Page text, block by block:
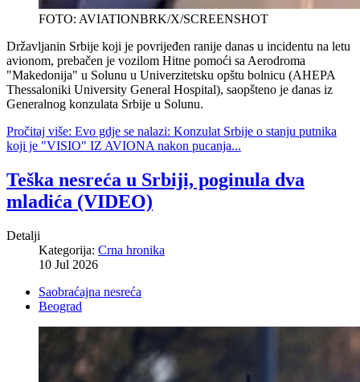
FOTO: AVIATIONBRK/X/SCREENSHOT
Državljanin Srbije koji je povrijeđen ranije danas u incidentu na letu
avionom, prebačen je vozilom Hitne pomoći sa Aerodroma
"Makedonija" u Solunu u Univerzitetsku opštu bolnicu (AHEPA
Thessaloniki University General Hospital), saopšteno je danas iz
Generalnog konzulata Srbije u Solunu.
Pročitaj više: Evo gdje se nalazi: Konzulat Srbije o stanju putnika
koji je "VISIO" IZ AVIONA nakon pucanja...
Teška nesreća u Srbiji, poginula dva
mladića (VIDEO)
Detalji
Kategorija: Crna hronika
10 Jul 2026
Saobraćajna nesreća
Beograd